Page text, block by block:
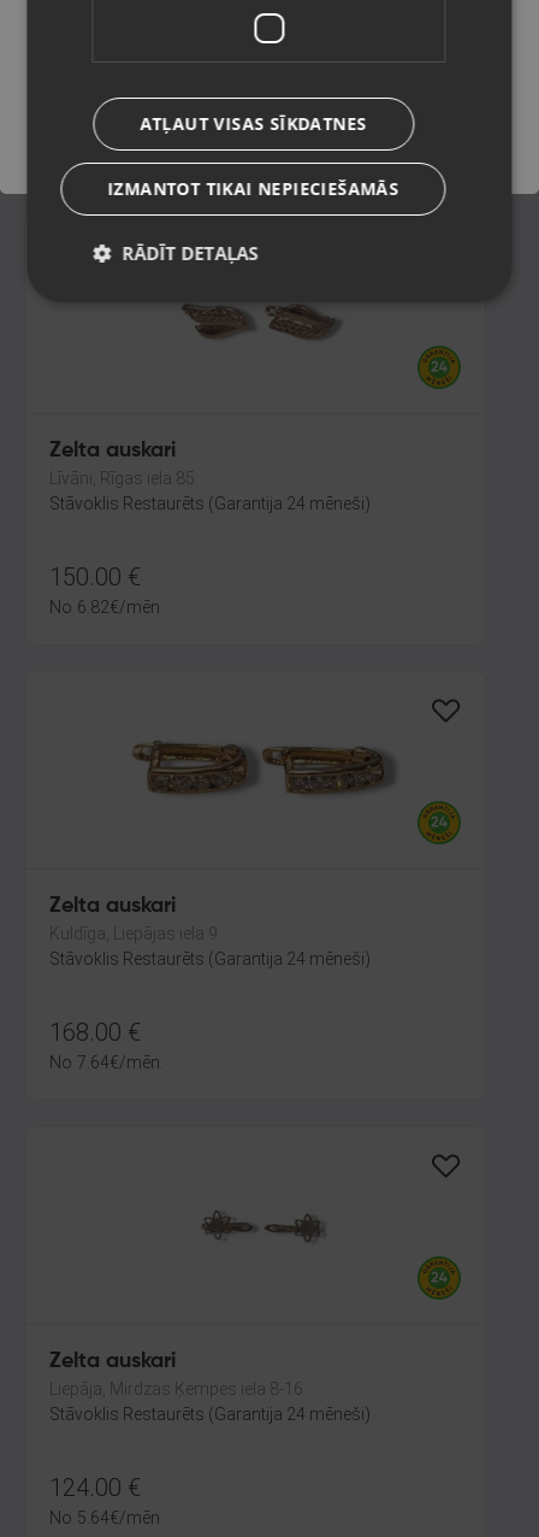
Stāvoklis Restaurēts (Garantija 24 mēneši)
216.00 €
9.82€/mēn.
Zelta auskari
Līvāni, Rīgas iela 85
Stāvoklis Restaurēts (Garantija 24 mēneši)
150.00 €
No 6.82€/mēn.
Zelta auskari
Kuldīga, Liepājas iela 9
Stāvoklis Restaurēts (Garantija 24 mēneši)
168.00 €
No 7.64€/mēn.
Zelta auskari
Liepāja, Mirdzas Ķempes iela 8-16
Stāvoklis Restaurēts (Garantija 24 mēneši)
124.00 €
No 5.64€/mēn.
Saglabāt
ATĻAUT VISAS SĪKDATNES
IZMANTOT TIKAI NEPIECIEŠAMĀS
RĀDĪT DETAĻAS